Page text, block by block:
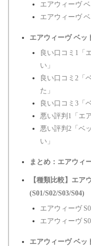
エアウィーヴ
エアウィーヴ
エアウィーヴ ベッ
良い口コミ1「
い」
良い口コミ2「
た」
良い口コミ3「
悪い評判1「エ
悪い評判2「ベ
い」
まとめ：エアウィ
【種類比較】エア
(S01/S02/S03/S04)
エアウィーヴ
エアウィーヴ
エアウィーヴ ベッ